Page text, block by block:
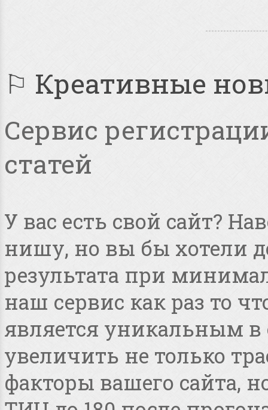
⚐ Креативные
Сервис
статей
У вас есть свой сайт?
нишу, но вы бы хотели
результата при
наш сервис как раз то
является уникальным в
увеличить не только
факторы вашего сайта,